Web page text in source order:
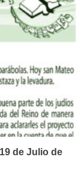
de Julio de